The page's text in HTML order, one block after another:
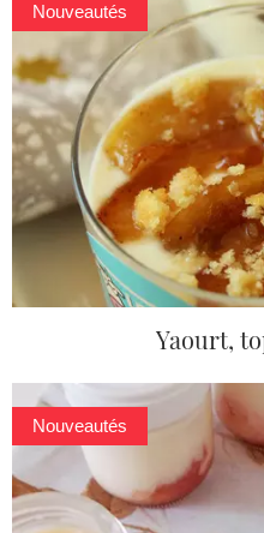
Nouveautés
Yaourt,
Nouveautés